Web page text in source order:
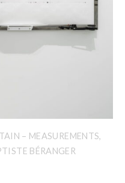
– MEASUREMENTS,
BÉRANGER